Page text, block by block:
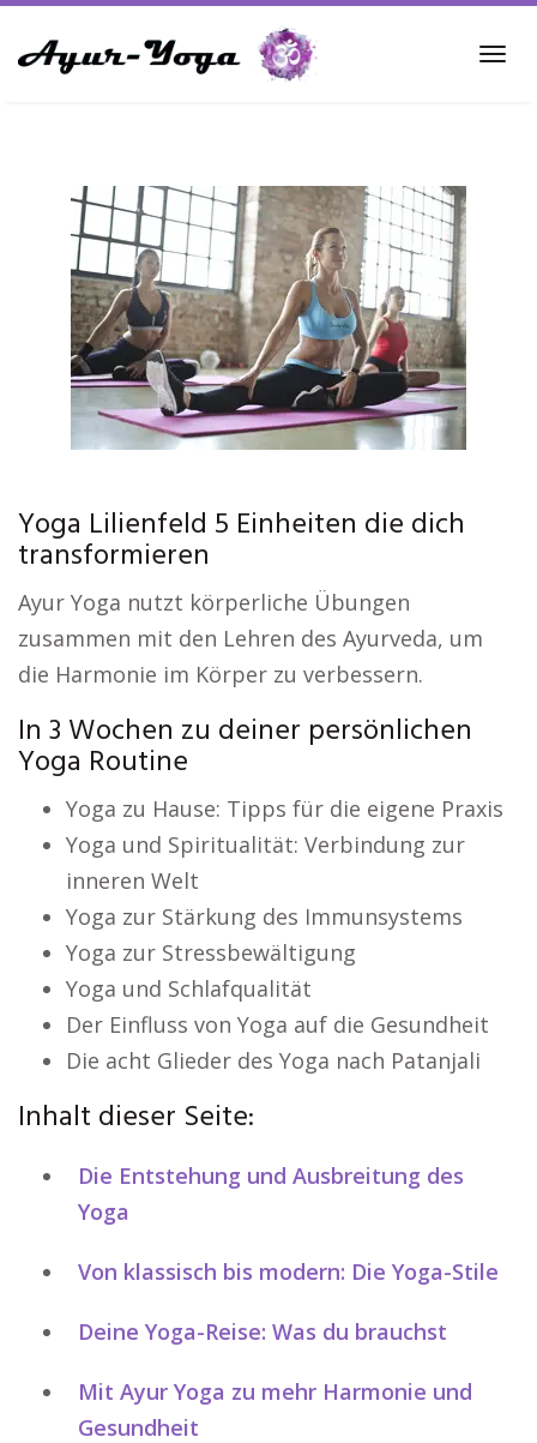
to
Yoga Lilienfeld 5 Einheiten die dich
transformieren
Ayur Yoga nutzt körperliche Übungen
zusammen mit den Lehren des Ayurveda, um
die Harmonie im Körper zu verbessern.
In 3 Wochen zu deiner persönlichen
Yoga Routine
Yoga zu Hause: Tipps für die eigene Praxis
Yoga und Spiritualität: Verbindung zur
inneren Welt
Yoga zur Stärkung des Immunsystems
Yoga zur Stressbewältigung
Yoga und Schlafqualität
Der Einfluss von Yoga auf die Gesundheit
Die acht Glieder des Yoga nach Patanjali
Inhalt dieser Seite:
Die Entstehung und Ausbreitung des
Yoga
Von klassisch bis modern: Die Yoga-Stile
Deine Yoga-Reise: Was du brauchst
Mit Ayur Yoga zu mehr Harmonie und
Gesundheit